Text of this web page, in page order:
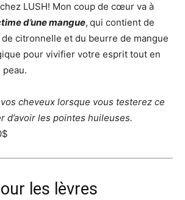
LUSH! Mon coup de cœur va à
d’une mangue, qui contient de
citronnelle et du beurre de mangue
pour vivifier votre esprit tout en
cheveux lorsque vous testerez ce
d’avoir les pointes huileuses.
les lèvres